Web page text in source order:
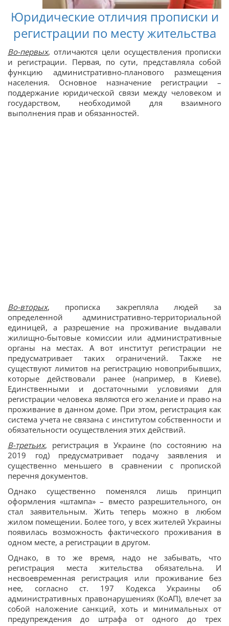
Юридические отличия прописки и
регистрации по месту жительства
Во-первых, отличаются цели осуществления прописки
и регистрации. Первая, по сути, представляла собой
функцию административно-планового размещения
населения. Основное назначение регистрации –
поддержание юридической связи между человеком и
государством, необходимой для взаимного
выполнения прав и обязанностей.
Во-вторых, прописка закрепляла людей за
определенной административно-территориальной
единицей, а разрешение на проживание выдавали
жилищно-бытовые комиссии или административные
органы на местах. А вот институт регистрации не
предусматривает таких ограничений. Также не
существуют лимитов на регистрацию новоприбывших,
которые действовали ранее (например, в Киеве).
Единственными и достаточными условиями для
регистрации человека являются его желание и право на
проживание в данном доме. При этом, регистрация как
система учета не связана с институтом собственности и
обязательности осуществления этих действий.
В-третьих, регистрация в Украине (по состоянию на
2019 год) предусматривает подачу заявления и
существенно меньшего в сравнении с пропиской
перечня документов.
Однако существенно поменялся лишь принцип
оформления «штампа» – вместо разрешительного, он
стал заявительным. Жить теперь можно в любом
жилом помещении. Более того, у всех жителей Украины
появилась возможность фактического проживания в
одном месте, а регистрации в другом.
Однако, в то же время, надо не забывать, что
регистрация места жительства обязательна. И
несвоевременная регистрация или проживание без
нее, согласно ст. 197 Кодекса Украины об
административных правонарушениях (КоАП), влечет за
собой наложение санкций, хоть и минимальных от
предупреждения до штрафа от одного до трех